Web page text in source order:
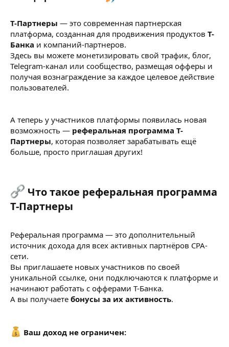
Т-Партнеры — это современная партнерская
платформа, созданная для продвижения продуктов Т-
Банка и компаний-партнеров.
Здесь вы можете монетизировать свой трафик, блог,
Telegram-канал или сообщество, размещая офферы и
получая вознаграждение за каждое целевое действие
пользователей.
А теперь у участников платформы появилась новая
возможность — реферальная программа Т-
Партнеры, которая позволяет зарабатывать ещё
больше, просто приглашая других!
Что такое реферальная программа
Т-Партнеры​
Реферальная программа — это дополнительный
источник дохода для всех активных партнёров CPA-
сети.
Вы приглашаете новых участников по своей
уникальной ссылке, они подключаются к платформе и
начинают работать с офферами Т-Банка.
А вы получаете бонусы за их активность.
Ваш доход не ограничен: